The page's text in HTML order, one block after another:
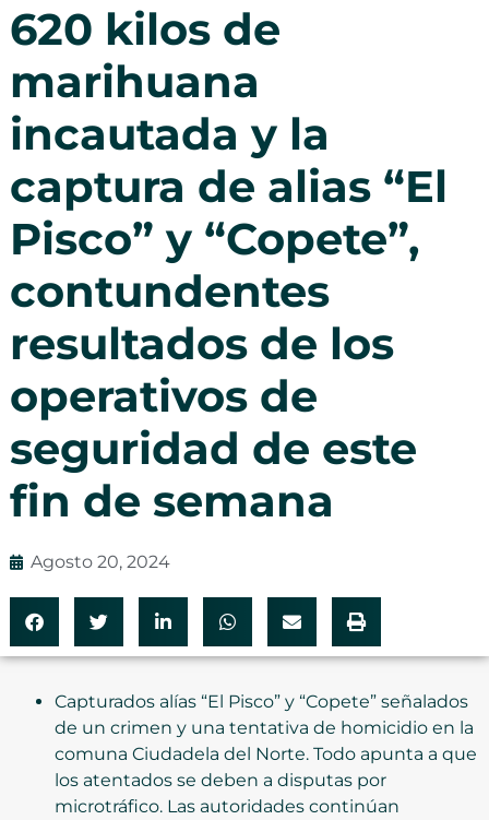
620 kilos de
marihuana
incautada y la
captura de alias “El
Pisco” y “Copete”,
contundentes
resultados de los
operativos de
seguridad de este
fin de semana
Agosto 20, 2024
Capturados alías “El Pisco” y “Copete” señalados
de un crimen y una tentativa de homicidio en la
comuna Ciudadela del Norte. Todo apunta a que
los atentados se deben a disputas por
microtráfico. Las autoridades continúan